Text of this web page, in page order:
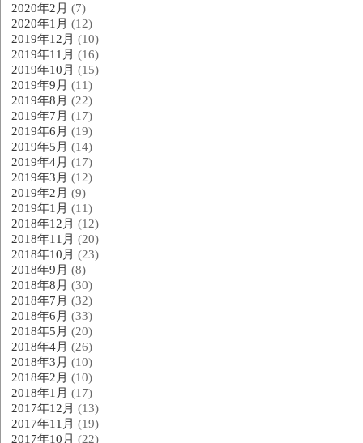
2020年2月 (7)
2020年1月 (12)
2019年12月 (10)
2019年11月 (16)
2019年10月 (15)
2019年9月 (11)
2019年8月 (22)
2019年7月 (17)
2019年6月 (19)
2019年5月 (14)
2019年4月 (17)
2019年3月 (12)
2019年2月 (9)
2019年1月 (11)
2018年12月 (12)
2018年11月 (20)
2018年10月 (23)
2018年9月 (8)
2018年8月 (30)
2018年7月 (32)
2018年6月 (33)
2018年5月 (20)
2018年4月 (26)
2018年3月 (10)
2018年2月 (10)
2018年1月 (17)
2017年12月 (13)
2017年11月 (19)
2017年10月 (22)